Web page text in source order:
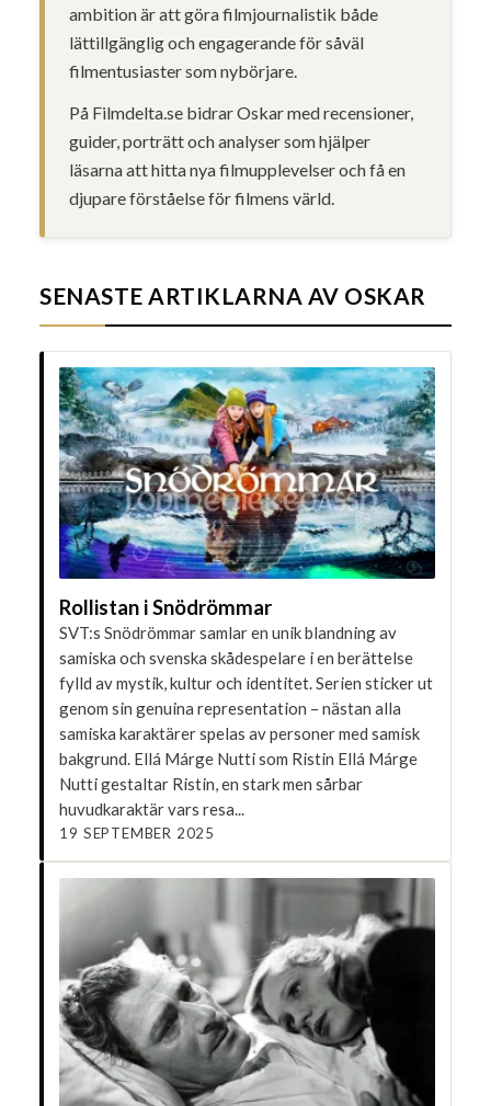
ambition är att göra filmjournalistik både
lättillgänglig och engagerande för såväl
filmentusiaster som nybörjare.
På Filmdelta.se bidrar Oskar med recensioner,
guider, porträtt och analyser som hjälper
läsarna att hitta nya filmupplevelser och få en
djupare förståelse för filmens värld.
SENASTE ARTIKLARNA AV OSKAR
Rollistan i Snödrömmar
SVT:s Snödrömmar samlar en unik blandning av
samiska och svenska skådespelare i en berättelse
fylld av mystik, kultur och identitet. Serien sticker ut
genom sin genuina representation – nästan alla
samiska karaktärer spelas av personer med samisk
bakgrund. Ellá Márge Nutti som Ristin Ellá Márge
Nutti gestaltar Ristin, en stark men sårbar
huvudkaraktär vars resa...
19 SEPTEMBER 2025